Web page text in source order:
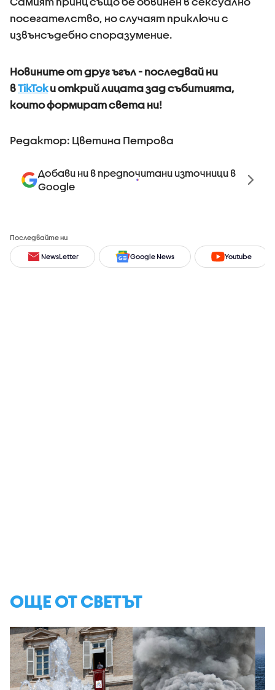
посегателство, но случаят приключи с
извънсъдебно споразумение.
Новините от друг ъгъл - последвай ни
вTikTokи открий лицата зад събитията,
които формират света ни!
Редактор: Цветина Петрова
Добави ни в предпочитани източници в
Google
Последвайте ни
NewsLetter Google News Youtube
ОЩЕ ОТ СВЕТЪТ